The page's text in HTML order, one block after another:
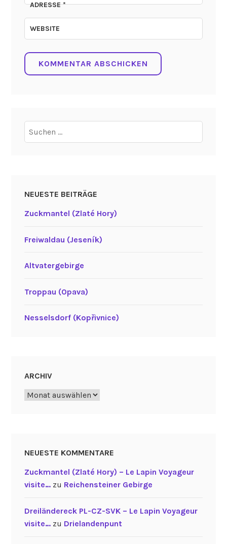
ADRESSE*
WEBSITE
nach:
NEUESTE BEITRÄGE
Zuckmantel (Zlaté Hory)
Freiwaldau (Jeseník)
Altvatergebirge
Troppau (Opava)
Nesselsdorf (Kopřivnice)
ARCHIV
Archiv
NEUESTE KOMMENTARE
Zuckmantel (Zlaté Hory) – Le Lapin Voyageur
visite…zu Reichensteiner Gebirge
Dreiländereck PL-CZ-SVK – Le Lapin Voyageur
visite…zu Drielandenpunt